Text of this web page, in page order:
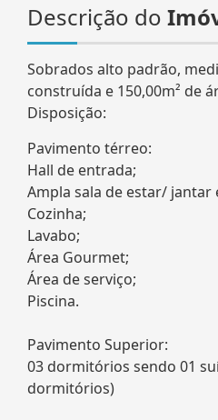
Descrição do
Sobrados alto padrão,
construída e 150,00m² de
Disposição:
Pavimento térreo:
Hall de entrada;
Ampla sala de estar/
Cozinha;
Lavabo;
Área Gourmet;
Área de serviço;
Piscina.
Pavimento Superior:
03 dormitórios sendo 01
dormitórios)